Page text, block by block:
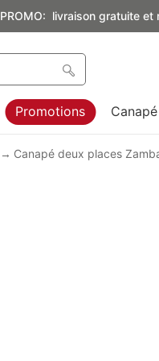
PROMO: livraison gratuite et
Promotions Canapé
Canapé deux places